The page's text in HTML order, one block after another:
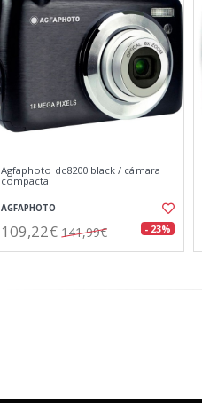
Agfaphoto dc8200 black / cámara
compacta
AGFAPHOTO
109,22€ 141,99€ - 23%